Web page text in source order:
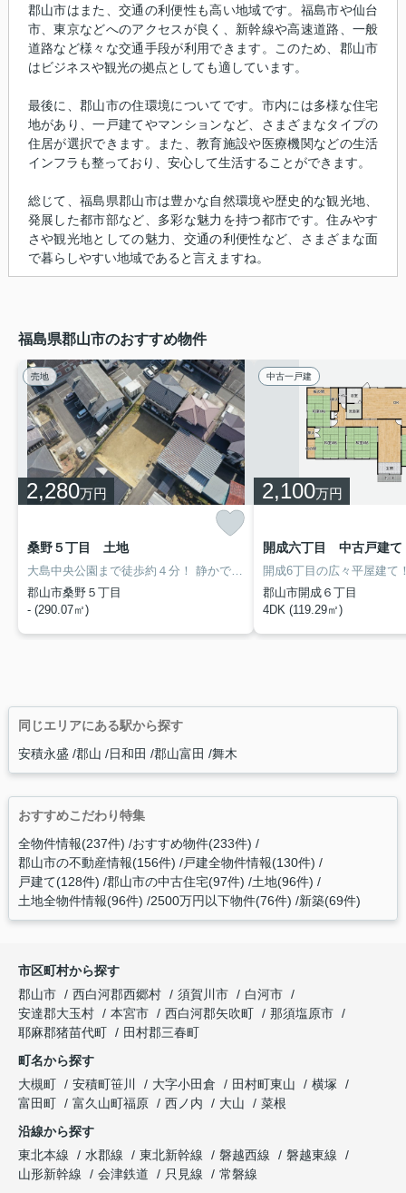
郡山市はまた、交通の利便性も高い地域です。福島市や仙台
市、東京などへのアクセスが良く、新幹線や高速道路、一般
道路など様々な交通手段が利用できます。このため、郡山市
はビジネスや観光の拠点としても適しています。
最後に、郡山市の住環境についてです。市内には多様な住宅
地があり、一戸建てやマンションなど、さまざまなタイプの
住居が選択できます。また、教育施設や医療機関などの生活
インフラも整っており、安心して生活することができます。
総じて、福島県郡山市は豊かな自然環境や歴史的な観光地、
発展した都市部など、多彩な魅力を持つ都市です。住みやす
さや観光地としての魅力、交通の利便性など、さまざまな面
で暮らしやすい地域であると言えますね。
福島県郡山市のおすすめ物件
売地
2,280万円
桑野５丁目 土地
大島中央公園まで徒歩約４分！
静かで便利な住宅地にある物件！敷地広々８７坪！
郡山市桑野５丁目
- (290.07㎡)
中古一戸建
2,100万円
開成六丁目 中古戸建て
郡山市開成６丁目
4DK (119.29㎡)
同じエリアにある駅から探す
安積永盛 郡山 日和田 郡山富田 舞木
おすすめこだわり特集
全物件情報(237件) おすすめ物件(233件)
郡山市の不動産情報(156件) 戸建全物件情報(130件)
戸建て(128件) 郡山市の中古住宅(97件) 土地(96件)
土地全物件情報(96件) 2500万円以下物件(76件) 新築(69件)
市区町村から探す
郡山市
西白河郡西郷村 須賀川市
白河市
安達郡大玉村
本宮市 西白河郡矢吹町
那須塩原市
耶麻郡猪苗代町
田村郡三春町
町名から探す
大槻町
安積町笹川 大字小田倉 田村町東山
横塚
富田町
富久山町福原 西ノ内 大山
菜根
沿線から探す
東北本線
水郡線 東北新幹線 磐越西線
磐越東線
山形新幹線
会津鉄道 只見線
常磐線